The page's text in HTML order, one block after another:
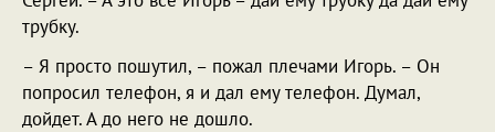
трубку.
– Я просто пошутил, – пожал плечами Игорь. – Он
попросил телефон, я и дал ему телефон. Думал,
дойдет. А до него не дошло.